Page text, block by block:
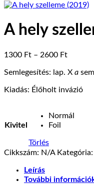
A hely
1300 Ft – 2600 Ft
-
Semlegesítés: lap. X a
Kiadás: Élőholt invázió
Kivitel
Normál
Foil
Törlés
Cikkszám: N/A Kategória:
Leírás
További